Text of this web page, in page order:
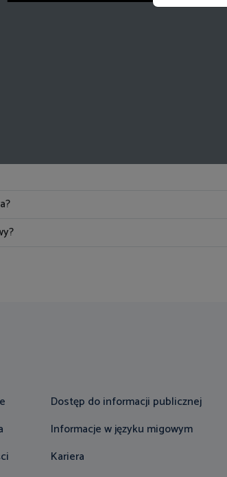
Dostęp do informacji publicznej
Informacje w języku migowym
Kariera